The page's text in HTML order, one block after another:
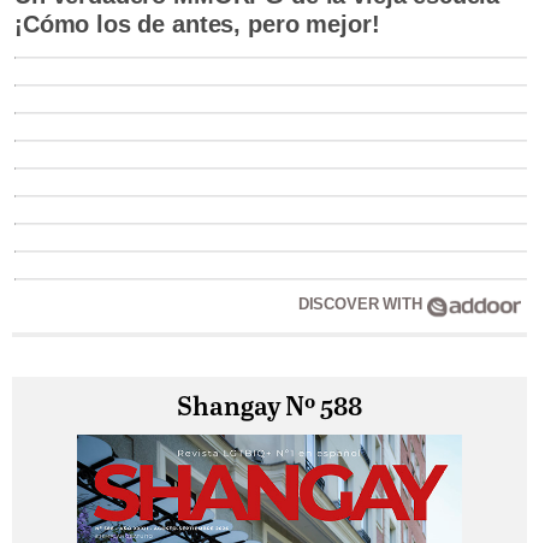
¡Cómo los de antes, pero mejor!
DISCOVER WITH
Shangay Nº 588